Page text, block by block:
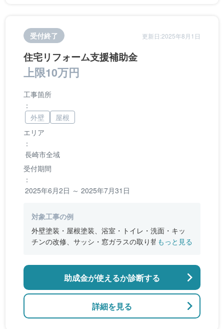
受付終了 更新日:2025年8月1日
住宅リフォーム支援補助金
上限10万円
エリア
：
長崎市全域
受付期間
：
2025年6月2日 ～ 2025年7月31日
工事箇所
：
外壁
屋根
対象工事の例
外壁塗装・屋根塗装、浴室・トイレ・洗面・キッ
チンの改修、サッシ・窓ガラスの取り替え、内装
もっと見る
詳細を見る
助成金が使えるか診断する